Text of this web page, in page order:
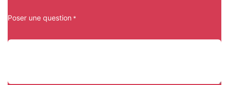
Poser une question *